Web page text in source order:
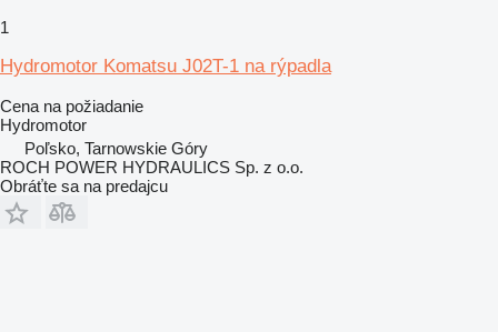
1
Hydromotor Komatsu J02T-1 na rýpadla
Cena na požiadanie
Hydromotor
Poľsko, Tarnowskie Góry
ROCH POWER HYDRAULICS Sp. z o.o.
Obráťte sa na predajcu